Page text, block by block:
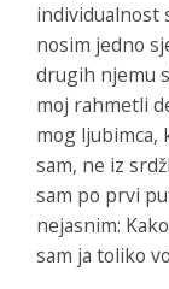
individualnost
nosim jedno
drugih njemu
moj rahmetli
mog ljubimca,
sam, ne iz
sam po prvi
nejasnim:
sam ja toliko